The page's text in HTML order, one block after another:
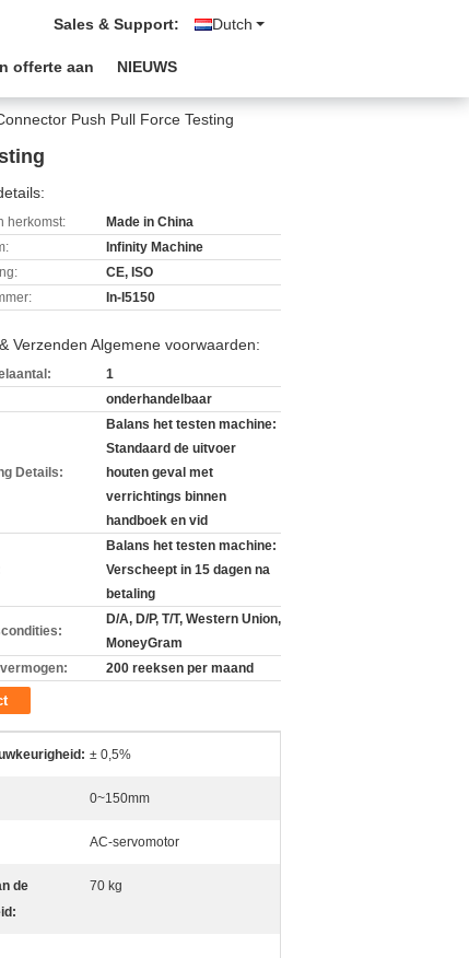
Dutch
Sales & Support:
offerte aan NIEUWS
Push Pull Force Testing
herkomst:
Made in China
Infinity Machine
CE, ISO
In-I5150
Verzenden Algemene voorwaarden:
1
onderhandelbaar
Details:
Balans het testen machine:
Standaard de uitvoer
houten geval met
verrichtings binnen
handboek en vid
Balans het testen machine:
Verscheept in 15 dagen na
betaling
D/A, D/P, T/T, Western Union,
MoneyGram
200 reeksen per maand
± 0,5%
0~150mm
AC-servomotor
de
70 kg